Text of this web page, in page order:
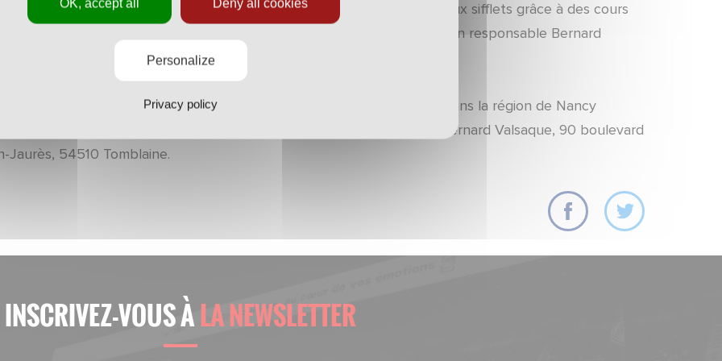
d’arbitragede l’AS Nancy-Lorraine forme en permanence de nouveaux sifflets grâce à des cours
dispensés le mercredi de 18h à 19 au stade Raymond-Petit par son responsable Bernard
personnes intéressées par cette formation et résidant de préférence dans la région de Nancy
ou par courrier à ASNL, Bernard Valsaque, 90 boulevard
Jaurès, 54510 Tomblaine.
INSCRIVEZ-VOUS ÀLA NEWSLETTER
OK, accept all Deny all cookies
Personalize
Privacy policy